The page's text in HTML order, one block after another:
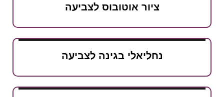
ציור אוטובוס לצביעה
נחליאלי בגינה לצביעה